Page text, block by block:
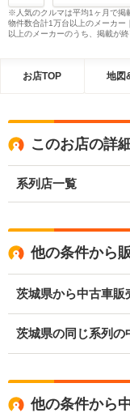
※人気のクルマは平均1ヶ月で掲
物件数合計1万台以上のメーカ
以上のメーカーのうち、掲載が
お店TOP 地図
このお店の詳
系列店一覧
他の条件から
茨城県から中古車販
茨城県の同じ系列の
他の条件から